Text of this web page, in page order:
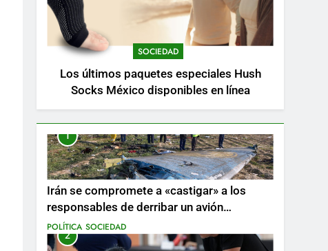
SOCIEDAD
Los últimos paquetes especiales Hush
Socks México disponibles en línea
1
Irán se compromete a «castigar» a los
responsables de derribar un avión
ucraniano mientras se realizan arrestos
POLÍTICA SOCIEDAD
2